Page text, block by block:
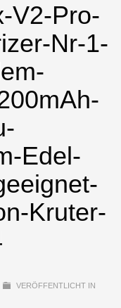
V2-Pro-
Nr-1-
Edel-
Kruter-
VERÖFFENTLICHT IN